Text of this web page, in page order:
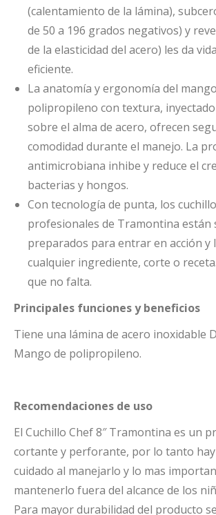
(calentamiento de la lámina),
de 50 a 196 grados negativos) y
de la elasticidad del acero) les da
eficiente.
La anatomía y ergonomía del
polipropileno con textura,
sobre el alma de acero, ofrecen
comodidad durante el manejo. La
antimicrobiana inhibe y reduce el
bacterias y hongos.
Con tecnología de punta, los
profesionales de Tramontina están
preparados para entrar en acción y
cualquier ingrediente, corte o
que no falta.
Principales funciones y beneficios
Tiene una lámina de acero inoxidable
Mango de polipropileno.
Recomendaciones de uso
El Cuchillo Chef 8″ Tramontina es un
cortante y perforante, por lo tanto
cuidado al manejarlo y lo mas
mantenerlo fuera del alcance de los
Para mayor durabilidad del producto